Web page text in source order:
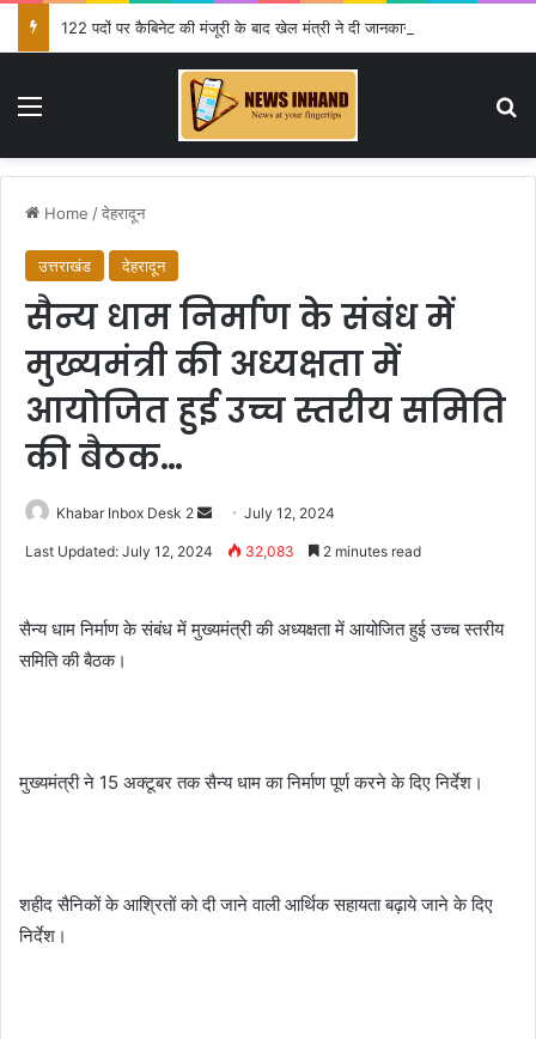
122 पदों पर कैबिनेट की मंजूरी के बाद खेल मंत्री ने दी जानकारी
Menu
Home /देहरादून
उत्तराखंड देहरादून
सैन्य धाम निर्माण के संबंध में
मुख्यमंत्री की अध्यक्षता में
आयोजित हुई उच्च स्तरीय समिति
की बैठक…
Khabar Inbox Desk 2
SendJuly 12, 2024
Last Updated: July 12, 2024 32,083 2 minutes read
सैन्य धाम निर्माण के संबंध में मुख्यमंत्री की अध्यक्षता में आयोजित हुई उच्च स्तरीय
समिति की बैठक।
मुख्यमंत्री ने 15 अक्टूबर तक सैन्य धाम का निर्माण पूर्ण करने के दिए निर्देश।
शहीद सैनिकों के आश्रितों को दी जाने वाली आर्थिक सहायता बढ़ाये जाने के दिए
निर्देश।